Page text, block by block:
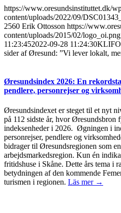
https://www.oresundsinstituttet.dk/
content/uploads/2022/09/
2560 Erik Ottosson https://
content/uploads/2015/02/logo_oi.png
11:23:452022-09-28 11:24:30KLIFO
sider af Øresund: ”Vi lever lokalt,
Øresundsindex 2026: En
pendlere, personrejser og
Øresundsindexet er steget til et nyt
på 112 sidste år, hvor Øresundsbron
indeksenheder i 2026. Øgningen i
personrejser, pendlere og
bidrager til Øresundsregionen som
arbejdsmarkedsregion. Kun én
fritidshuse i Skåne. Dette års tema i
betydningen af den kommende
turismen i regionen. Läs mer →